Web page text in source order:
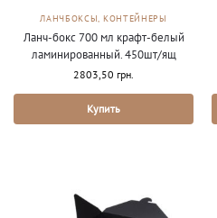
ЛАНЧБОКСЫ, КОНТЕЙНЕРЫ
Ланч-бокс 700 мл крафт-белый
ламинированный. 450шт/ящ
2803,50 грн.
Купить